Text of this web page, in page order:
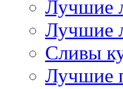
Лучшие
Лучшие
Сливы
Лучшие